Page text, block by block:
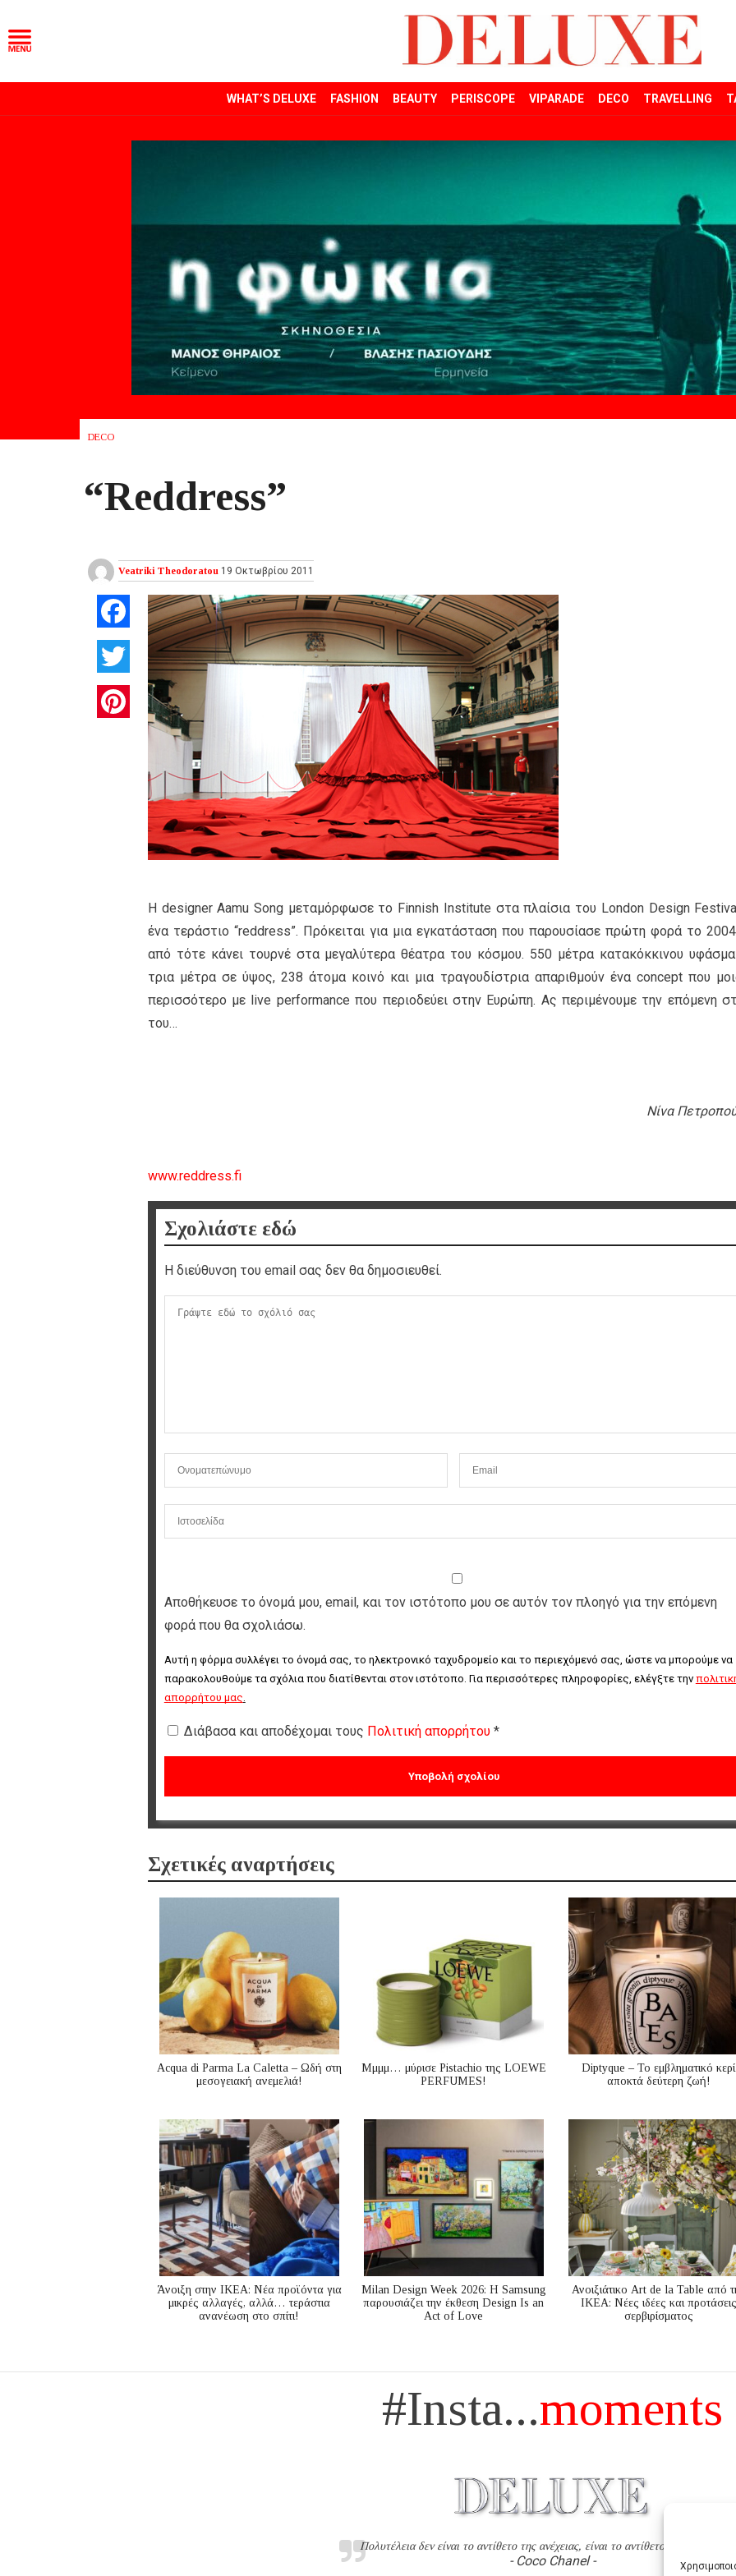
WHAT’S DELUXE FASHION BEAUTY PERISCOPE VIPARADE DECO TRAVELLING
DECO
“Reddress”
Veatriki Theodoratou 19 Οκτωβρίου 2011
Facebook
Twitter
Pinterest
Η designer Aamu Song μεταμόρφωσε το Finnish Institute στα πλαίσια του London Design
ένα τεράστιο “reddress”. Πρόκειται για μια εγκατάσταση που παρουσίασε πρώτη φορά το
από τότε κάνει τουρνέ στα μεγαλύτερα θέατρα του κόσμου. 550 μέτρα κατακόκκινου
τρια μέτρα σε ύψος, 238 άτομα κοινό και μια τραγουδίστρια απαριθμούν ένα concept που
περισσότερο με live performance που περιοδεύει στην Ευρώπη. Ας περιμένουμε την επόμενη
του…
Nίνα
www.reddress.fi
Σχολιάστε εδώ
Η διεύθυνση του email σας δεν θα δημοσιευθεί.
Αποθήκευσε το όνομά μου, email, και τον ιστότοπο μου σε αυτόν τον πλοηγό για την επόμενη
φορά που θα σχολιάσω.
Αυτή η φόρμα συλλέγει το όνομά σας, το ηλεκτρονικό ταχυδρομείο και το περιεχόμενό σας, ώστε να μπορούμε να
παρακολουθούμε τα σχόλια που διατίθενται στον ιστότοπο. Για περισσότερες πληροφορίες, ελέγξτε την
απορρήτου μας.
Διάβασα και αποδέχομαι τους Πολιτική απορρήτου *
Σχετικές αναρτήσεις
Acqua di Parma La Caletta – Ωδή στη
μεσογειακή ανεμελιά!
Μμμμ… μύρισε Pistachio της LOEWE
PERFUMES!
Diptyque – Το εμβληματικό κερί
αποκτά δεύτερη ζωή!
Άνοιξη στην ΙΚΕΑ: Νέα προϊόντα για
μικρές αλλαγές, αλλά… τεράστια
ανανέωση στο σπίτι!
Milan Design Week 2026: Η Samsung
παρουσιάζει την έκθεση Design Is an
Act of Love
Ανοιξιάτικο Art de la Table από
ΙΚΕΑ: Νέες ιδέες και προτάσεις
σερβιρίσματος
#Insta...moments
Πολυτέλεια δεν είναι το αντίθετο της ανέχειας, είναι το αντίθετο της
- Coco Chanel -